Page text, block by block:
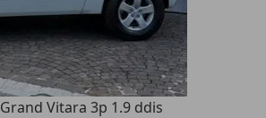
Grand Vitara 3p 1.9 ddis